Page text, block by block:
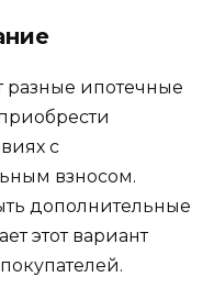
разные ипотечные
с
взносом.
дополнительные
этот вариант